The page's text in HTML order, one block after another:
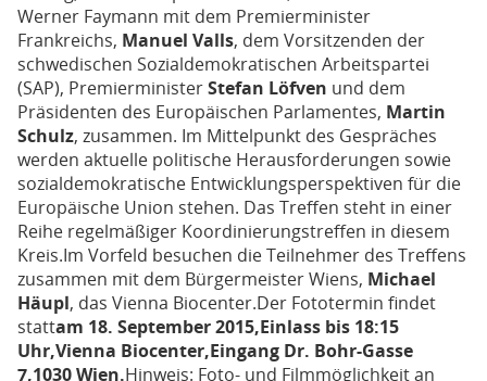
Werner Faymann mit dem Premierminister
Frankreichs, Manuel Valls, dem Vorsitzenden der
schwedischen Sozialdemokratischen Arbeitspartei
(SAP), PremierministerStefan Löfven und dem
Präsidenten des Europäischen Parlamentes, Martin
Schulz, zusammen. Im Mittelpunkt des Gespräches
werden aktuelle politische Herausforderungen sowie
sozialdemokratische Entwicklungsperspektiven für die
Europäische Union stehen. Das Treffen steht in einer
Reihe regelmäßiger Koordinierungstreffen in diesem
Kreis.Im Vorfeld besuchen die Teilnehmer des Treffens
zusammen mit dem Bürgermeister Wiens, Michael
Häupl, das Vienna Biocenter.Der Fototermin findet
stattam 18. September 2015,Einlass bis 18:15
Uhr,Vienna Biocenter,Eingang Dr. Bohr-Gasse
7,1030 Wien.Hinweis: Foto- und Filmmöglichkeit an